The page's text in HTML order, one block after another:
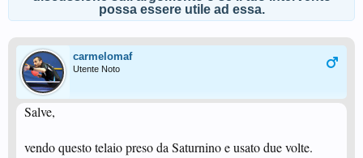
possa essere utile ad essa.
carmelomaf
Utente Noto
Salve,
vendo questo telaio preso da Saturnino e usato due volte.